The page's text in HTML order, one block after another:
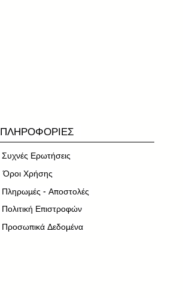
ΠΛΗΡΟΦΟΡΙΕΣ
Συχνές Ερωτήσεις
​Όροι Χρήσης
Πληρωμές - Αποστολές
Πολιτική Επιστροφών
Προσωπικά Δεδομένα